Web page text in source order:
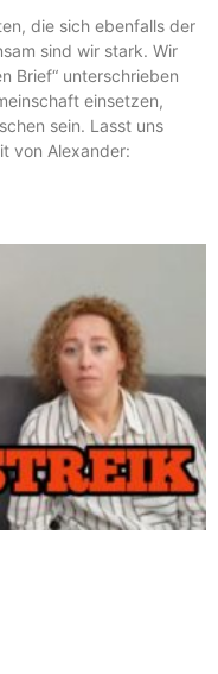
die sich ebenfalls der
sind wir stark. Wir
Brief“ unterschrieben
einsetzen,
sein. Lasst uns
von Alexander: